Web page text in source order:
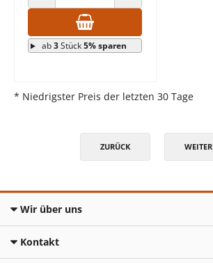
ANZAHL VERRINGERN ANZAHL ERHÖHEN
ab3Stück5% sparen
* Niedrigster Preis der letzten 30 Tage
ZURÜCK WEITER
Wir über uns
Kontakt